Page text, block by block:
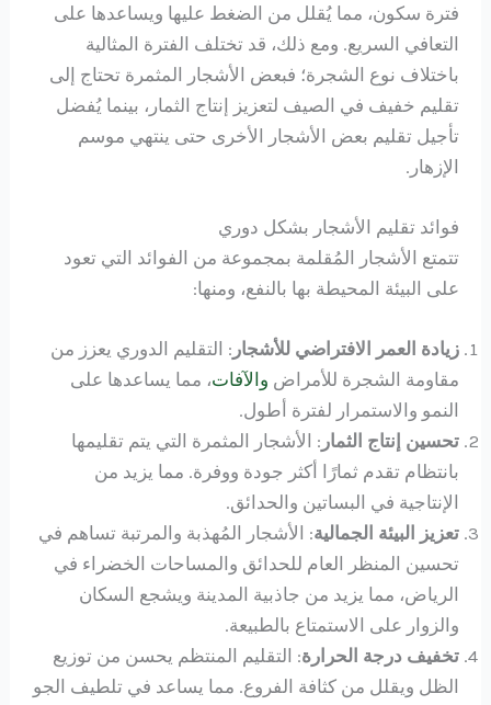
فترة سكون، مما يُقلل من الضغط عليها ويساعدها على
التعافي السريع. ومع ذلك، قد تختلف الفترة المثالية
باختلاف نوع الشجرة؛ فبعض الأشجار المثمرة تحتاج إلى
تقليم خفيف في الصيف لتعزيز إنتاج الثمار، بينما يُفضل
تأجيل تقليم بعض الأشجار الأخرى حتى ينتهي موسم
الإزهار.
فوائد تقليم الأشجار بشكل دوري
تتمتع الأشجار المُقلمة بمجموعة من الفوائد التي تعود
على البيئة المحيطة بها بالنفع، ومنها:
زيادة العمر الافتراضي للأشجار : التقليم الدوري يعزز من
مقاومة الشجرة للأمراض والآفات، مما يساعدها على
النمو والاستمرار لفترة أطول.
تحسين إنتاج الثمار : الأشجار المثمرة التي يتم تقليمها
بانتظام تقدم ثمارًا أكثر جودة ووفرة. مما يزيد من
الإنتاجية في البساتين والحدائق.
تعزيز البيئة الجمالية: الأشجار المُهذبة والمرتبة تساهم في
تحسين المنظر العام للحدائق والمساحات الخضراء في
الرياض، مما يزيد من جاذبية المدينة ويشجع السكان
والزوار على الاستمتاع بالطبيعة.
تخفيف درجة الحرارة: التقليم المنتظم يحسن من توزيع
الظل ويقلل من كثافة الفروع. مما يساعد في تلطيف الجو